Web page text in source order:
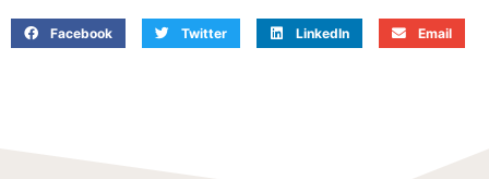
Facebook Twitter LinkedIn Email